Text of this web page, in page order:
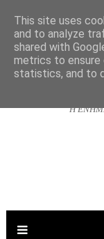
Η
This site uses
and to analyze
shared with
metrics to ensure
statistics, and to